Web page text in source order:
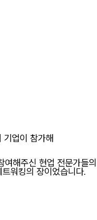
업이 참가해
해주신 현업 전문가들의
워킹의 장이었습니다.